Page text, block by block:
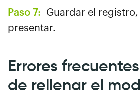
Paso 7: Guardar el
presentar.
Errores
de rellenar el